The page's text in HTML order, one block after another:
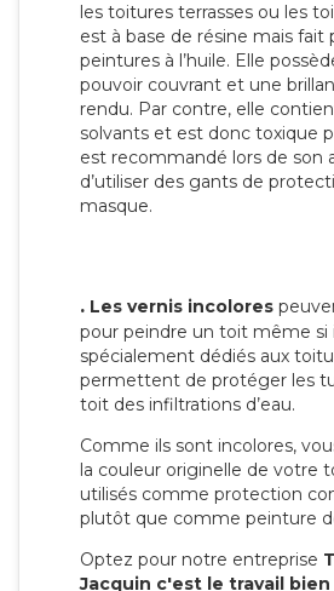
les toitures terrasses ou les
est à base de résine mais fait
peintures à l’huile. Elle
pouvoir couvrant et une
rendu. Par contre, elle
solvants et est donc toxique
est recommandé lors de son
d’utiliser des gants de
masque.
. Les vernis incolores
pour peindre un toit même si
spécialement dédiés aux
permettent de protéger les
toit des infiltrations d’eau.
Comme ils sont incolores,
la couleur originelle de votre
utilisés comme protection
plutôt que comme peinture
Optez pour notre entreprise
Jacquin c'est le travail